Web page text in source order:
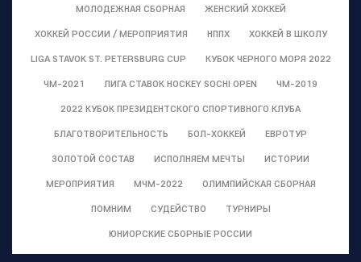
МОЛОДЕЖНАЯ СБОРНАЯ ЖЕНСКИЙ ХОККЕЙ
ХОККЕЙ РОССИИ / МЕРОПРИЯТИЯ НППХ ХОККЕЙ В ШКОЛУ
LIGA STAVOK ST. PETERSBURG CUP КУБОК ЧЕРНОГО МОРЯ 2022
ЧМ-2021 ЛИГА СТАВОК HOCKEY SOCHI OPEN ЧМ-2019
2022 КУБОК ПРЕЗИДЕНТСКОГО СПОРТИВНОГО КЛУБА
БЛАГОТВОРИТЕЛЬНОСТЬ БОЛ-ХОККЕЙ ЕВРОТУР
ЗОЛОТОЙ СОСТАВ ИСПОЛНЯЕМ МЕЧТЫ ИСТОРИИ
МЕРОПРИЯТИЯ МЧМ-2022 ОЛИМПИЙСКАЯ СБОРНАЯ
ПОМНИМ СУДЕЙСТВО ТУРНИРЫ
ЮНИОРСКИЕ СБОРНЫЕ РОССИИ